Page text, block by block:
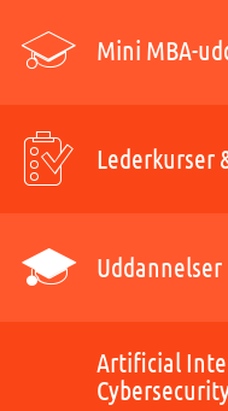
Mini MBA-
Lederkurser
Uddannelser
Artificial